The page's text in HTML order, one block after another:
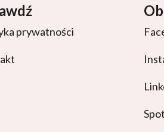
prywatności